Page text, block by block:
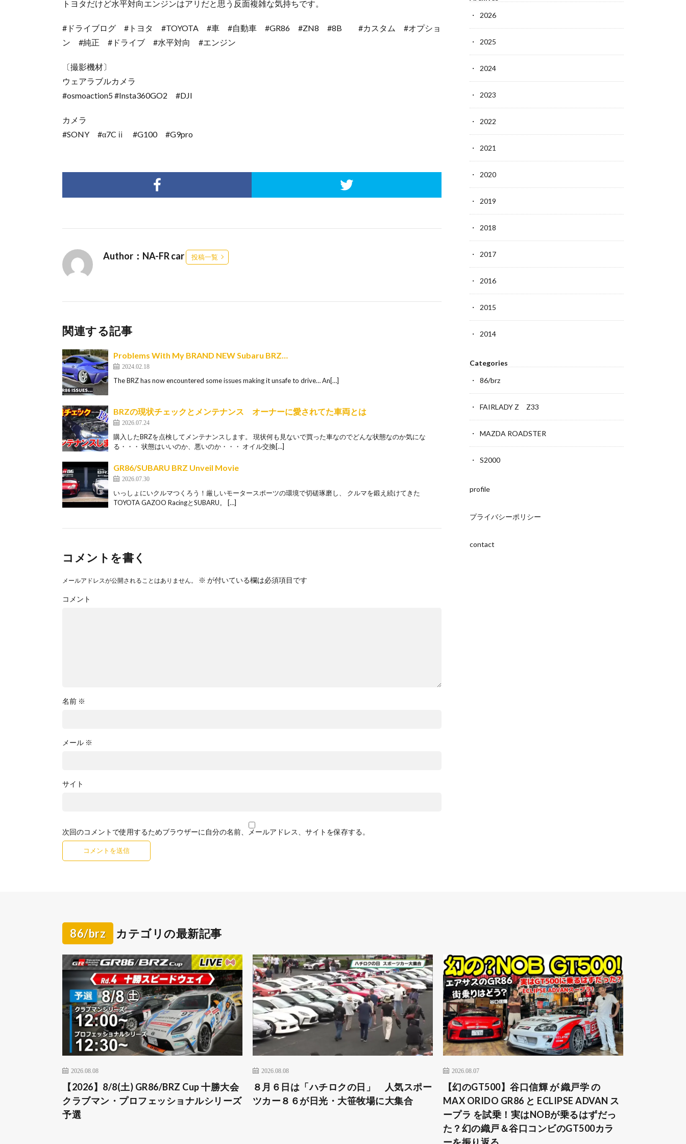
トヨタだけど水平対向エンジンはアリだと思う反面複雑な気持ちです。
#ドライブログ #トヨタ #TOYOTA #車 #自動車 #GR86 #ZN8 #8B #カスタム #オプショ
ン #純正 #ドライブ #水平対向 #エンジン
〔撮影機材〕
ウェアラブルカメラ
#osmoaction5 #Insta360GO2 #DJI
カメラ
#SONY #α7Cⅱ #G100 #G9pro
Author：NA-FR car 投稿一覧
関連する記事
Problems With My BRAND NEW Subaru BRZ…
2024.02.18
The BRZ has now encountered some issues making it unsafe to drive… An[…]
BRZの現状チェックとメンテナンス オーナーに愛されてた車両とは
2026.07.24
購入したBRZを点検してメンテナンスします。 現状何も見ないで買った車なのでどんな状態なのか気にな
る・・・ 状態はいいのか、悪いのか・・・ オイル交換[…]
GR86/SUBARU BRZ Unveil Movie
2026.07.30
いっしょにいクルマつくろう！厳しいモータースポーツの環境で切磋琢磨し、 クルマを鍛え続けてきた
TOYOTA GAZOO RacingとSUBARU。 […]
コメントを書く
メールアドレスが公開されることはありません。 ※ が付いている欄は必須項目です
コメント
名前 ※
メール ※
サイト
次回のコメントで使用するためブラウザーに自分の名前、メールアドレス、サイトを保存する。
2026
2025
2024
2023
2022
2021
2020
2019
2018
2017
2016
2015
2014
Categories
86/brz
FAIRLADY Z Z33
MAZDA ROADSTER
S2000
profile
プライバシーポリシー
contact
86/brz カテゴリの最新記事
2026.08.08
【2026】8/8(土) GR86/BRZ Cup 十勝大会
クラブマン・プロフェッショナルシリーズ
予選
2026.08.08
８月６日は「ハチロクの日」 人気スポー
ツカー８６が日光・大笹牧場に大集合
2026.08.07
【幻のGT500】谷口信輝 が 織戸学 の
MAX ORIDO GR86 と ECLIPSE ADVAN ス
ープラ を試乗！実はNOBが乗るはずだっ
た？幻の織戸＆谷口コンビのGT500カラ